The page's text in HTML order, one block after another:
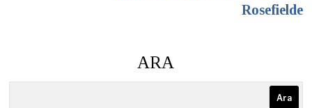
Rosefielde
ARA
Ara